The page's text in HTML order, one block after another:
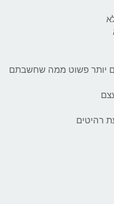
יותר פשוט ממה שחשבתם
רהיטים